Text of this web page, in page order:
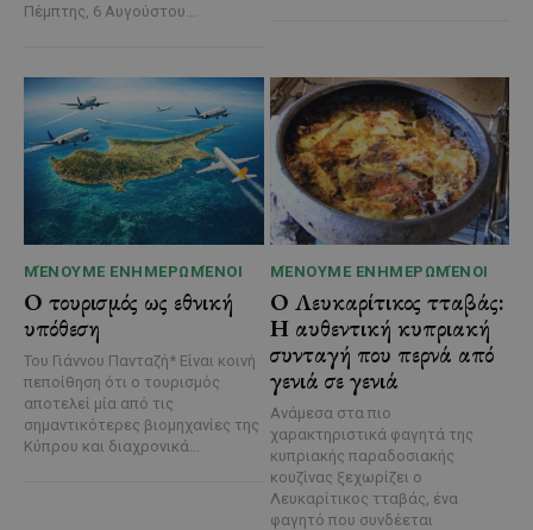
Πέμπτης, 6 Αυγούστου...
ΜΈΝΟΥΜΕ ΕΝΗΜΕΡΩΜΈΝΟΙ
Ο τουρισμός ως εθνική
υπόθεση
Του Γιάννου Πανταζή* Είναι κοινή
πεποίθηση ότι ο τουρισμός
αποτελεί μία από τις
σημαντικότερες βιομηχανίες της
Κύπρου και διαχρονικά...
ΜΈΝΟΥΜΕ ΕΝΗΜΕΡΩΜΈΝΟΙ
Ο Λευκαρίτικος τταβάς:
Η αυθεντική κυπριακή
συνταγή που περνά από
γενιά σε γενιά
Ανάμεσα στα πιο
χαρακτηριστικά φαγητά της
κυπριακής παραδοσιακής
κουζίνας ξεχωρίζει ο
Λευκαρίτικος τταβάς, ένα
φαγητό που συνδέεται